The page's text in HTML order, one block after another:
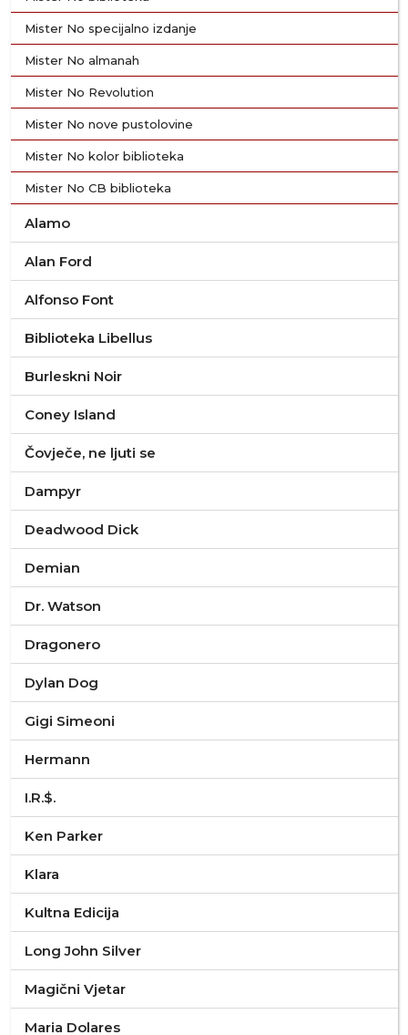
Mister No specijalno izdanje
Mister No almanah
Mister No Revolution
Mister No nove pustolovine
Mister No kolor biblioteka
Mister No CB biblioteka
Alamo
Alan Ford
Alfonso Font
Biblioteka Libellus
Burleskni Noir
Coney Island
Čovječe, ne ljuti se
Dampyr
Deadwood Dick
Demian
Dr. Watson
Dragonero
Dylan Dog
Gigi Simeoni
Hermann
I.R.$.
Ken Parker
Klara
Kultna Edicija
Long John Silver
Magični Vjetar
Maria Dolares